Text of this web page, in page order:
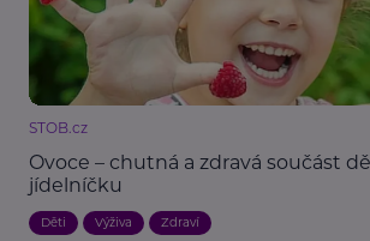
STOB.cz
Ovoce – chutná a zdravá součást
jídelníčku
Děti Výživa Zdraví